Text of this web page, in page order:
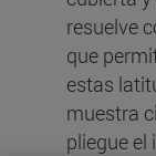
resuelve
que
estas
muestra
pliegue el